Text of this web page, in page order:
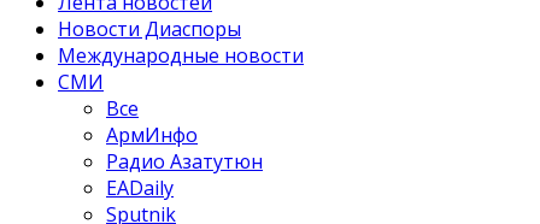
Новости Диаспоры
Международные новости
СМИ
Все
АрмИнфо
Радио Азатутюн
EADaily
Sputnik